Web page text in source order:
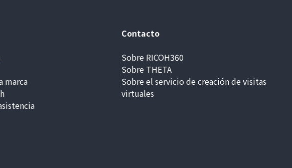
marca
Contacto
Sobre RICOH360
Sobre THETA
Sobre el servicio de creación de visitas
virtuales